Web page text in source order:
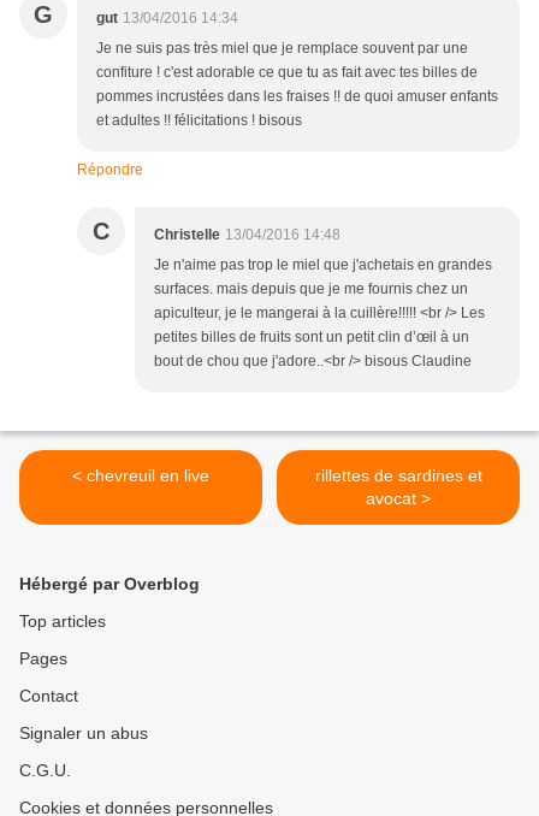
G gut 13/04/2016 14:34
Je ne suis pas très miel que je remplace souvent par une
confiture ! c'est adorable ce que tu as fait avec tes billes de
pommes incrustées dans les fraises !! de quoi amuser enfants
et adultes !! félicitations ! bisous
Répondre
C Christelle 13/04/2016 14:48
Je n'aime pas trop le miel que j'achetais en grandes
surfaces. mais depuis que je me fournis chez un
apiculteur, je le mangerai à la cuillère!!!!! <br /> Les
petites billes de fruits sont un petit clin d’œil à un
bout de chou que j'adore..<br /> bisous Claudine
< chevreuil en live
rillettes de sardines et
avocat >
Hébergé par Overblog
Top articles
Pages
Contact
Signaler un abus
C.G.U.
Cookies et données personnelles